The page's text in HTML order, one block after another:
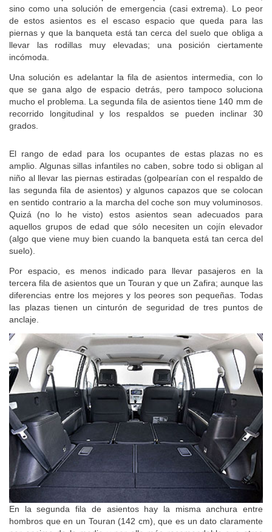
una solución para transportar a dos personas de forma habitual,
sino como una solución de emergencia (casi extrema). Lo peor
de estos asientos es el escaso espacio que queda para las
piernas y que la banqueta está tan cerca del suelo que obliga a
llevar las rodillas muy elevadas; una posición ciertamente
Una solución es adelantar la fila de asientos intermedia, con lo
que se gana algo de espacio detrás, pero tampoco soluciona
mucho el problema. La segunda fila de asientos tiene 140 mm de
recorrido longitudinal y los respaldos se pueden inclinar 30
El rango de edad para los ocupantes de estas plazas no es
amplio. Algunas sillas infantiles no caben, sobre todo si obligan al
niño al llevar las piernas estiradas (golpearían con el respaldo de
las segunda fila de asientos) y algunos capazos que se colocan
en sentido contrario a la marcha del coche son muy voluminosos.
Quizá (no lo he visto) estos asientos sean adecuados para
aquellos grupos de edad que sólo necesiten un cojín elevador
(algo que viene muy bien cuando la banqueta está tan cerca del
Por espacio, es menos indicado para llevar pasajeros en la
tercera fila de asientos que un Touran y que un Zafira; aunque las
diferencias entre los mejores y los peores son pequeñas. Todas
las plazas tienen un cinturón de seguridad de tres puntos de
En la segunda fila de asientos hay la misma anchura entre